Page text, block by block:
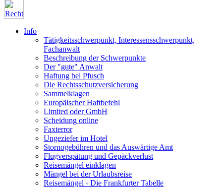
Info
Tätigkeitsschwerpunkt, Interessensschwerpunkt,
Fachanwalt
Beschreibung der Schwerpunkte
Der "gute" Anwalt
Haftung bei Pfusch
Die Rechtsschutzversicherung
Sammelklagen
Europäischer Haftbefehl
Limited oder GmbH
Scheidung online
Faxterror
Ungeziefer im Hotel
Stornogebühren und das Auswärtige Amt
Flugverspätung und Gepäckverlust
Reisemängel einklagen
Mängel bei der Urlaubsreise
Reisemängel - Die Frankfurter Tabelle